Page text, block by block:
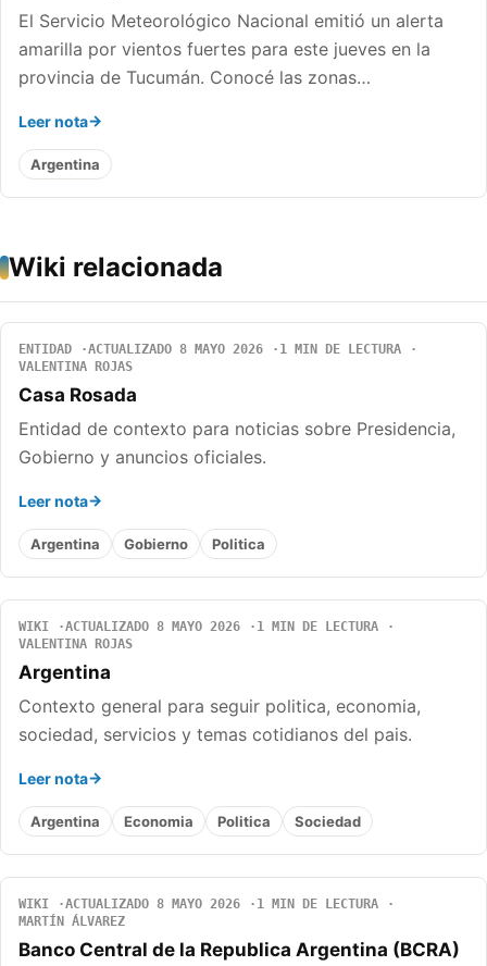
El Servicio Meteorológico Nacional emitió un alerta
amarilla por vientos fuertes para este jueves en la
provincia de Tucumán. Conocé las zonas…
Leer nota
Argentina
Wiki relacionada
ENTIDAD ACTUALIZADO 8 MAYO 2026
1 MIN DE LECTURA
VALENTINA ROJAS
Casa Rosada
Entidad de contexto para noticias sobre Presidencia,
Gobierno y anuncios oficiales.
Leer nota
Argentina Gobierno Politica
WIKI ACTUALIZADO 8 MAYO 2026
1 MIN DE LECTURA
VALENTINA ROJAS
Argentina
Contexto general para seguir politica, economia,
sociedad, servicios y temas cotidianos del pais.
Leer nota
Argentina Economia Politica Sociedad
WIKI ACTUALIZADO 8 MAYO 2026
1 MIN DE LECTURA
MARTÍN ÁLVAREZ
Banco Central de la Republica Argentina (BCRA)